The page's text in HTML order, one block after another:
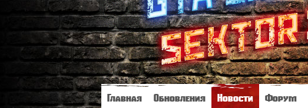
Главная Обновления Новости Форум